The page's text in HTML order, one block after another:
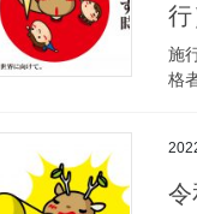
行
施
格
令